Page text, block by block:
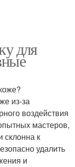
для
из-за
воздействия
мастеров,
склонна к
удалить
и